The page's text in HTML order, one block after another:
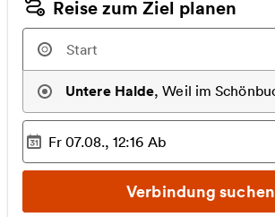
Reise zum Ziel planen
Untere Halde,Weil im
Ausgewählter Zeitpunkt
Fr 07.08., 12:16 Ab
Verbindung suchen